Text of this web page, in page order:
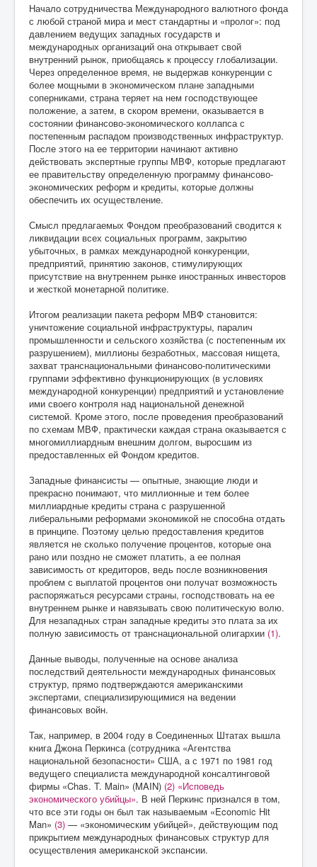
Начало сотрудничества Международного валютного фонда
с любой страной мира и мест стандартны и «пролог»: под
давлением ведущих западных государств и
международных организаций она открывает свой
внутренний рынок, приобщаясь к процессу глобализации.
Через определенное время, не выдержав конкуренции с
более мощными в экономическом плане западными
соперниками, страна теряет на нем господствующее
положение, а затем, в скором времени, оказывается в
состоянии финансово-экономического коллапса с
постепенным распадом производственных инфраструктур.
После этого на ее территории начинают активно
действовать экспертные группы МВФ, которые предлагают
ее правительству определенную программу финансово-
экономических реформ и кредиты, которые должны
обеспечить их осуществление.
Смысл предлагаемых Фондом преобразований сводится к
ликвидации всех социальных программ, закрытию
убыточных, в рамках международной конкуренции,
предприятий, принятию законов, стимулирующих
присутствие на внутреннем рынке иностранных инвесторов
и жесткой монетарной политике.
Итогом реализации пакета реформ МВФ становится:
уничтожение социальной инфраструктуры, паралич
промышленности и сельского хозяйства (с постепенным их
разрушением), миллионы безработных, массовая нищета,
захват транснациональными финансово-политическими
группами эффективно функционирующих (в условиях
международной конкуренции) предприятий и установление
ими своего контроля над национальной денежной
системой. Кроме этого, после проведения преобразований
по схемам МВФ, практически каждая страна оказывается с
многомиллиардным внешним долгом, выросшим из
предоставленных ей Фондом кредитов.
Западные финансисты — опытные, знающие люди и
прекрасно понимают, что миллионные и тем более
миллиардные кредиты страна с разрушенной
либеральными реформами экономикой не способна отдать
в принципе. Поэтому целью предоставления кредитов
является не сколько получение процентов, которые она
рано или поздно не сможет платить, а ее полная
зависимость от кредиторов, ведь после возникновения
проблем с выплатой процентов они получат возможность
распоряжаться ресурсами страны, господствовать на ее
внутреннем рынке и навязывать свою политическую волю.
Для незападных стран западные кредиты это плата за их
полную зависимость от транснациональной олигархии (1).
Данные выводы, полученные на основе анализа
последствий деятельности международных финансовых
структур, прямо подтверждаются американскими
экспертами, специализирующимися на ведении
финансовых войн.
Так, например, в 2004 году в Соединенных Штатах вышла
книга Джона Перкинса (сотрудника «Агентства
национальной безопасности» США, а с 1971 по 1981 год
ведущего специалиста международной консалтинговой
фирмы «Chas. T. Main» (MAIN) (2) «Исповедь
экономического убийцы». В ней Перкинс признался в том,
что все эти годы он был так называемым «Economic Hit
Man» (3) — «экономическим убийцей», действующим под
прикрытием международных финансовых структур для
осуществления американской экспансии.